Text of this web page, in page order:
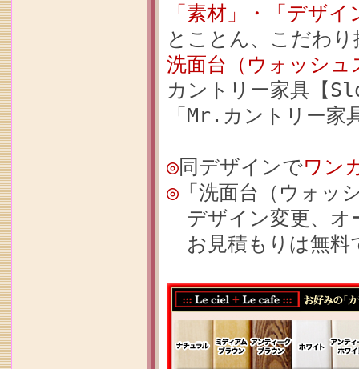
「素材」・「デザ
とことん、こだわ
洗面台（ウォッシ
カントリー家具【
「Mr.カントリー
◎同デザインでワン
◎ 「洗面台（ウォッ
デザイン変更、オ
お見積もりは無料